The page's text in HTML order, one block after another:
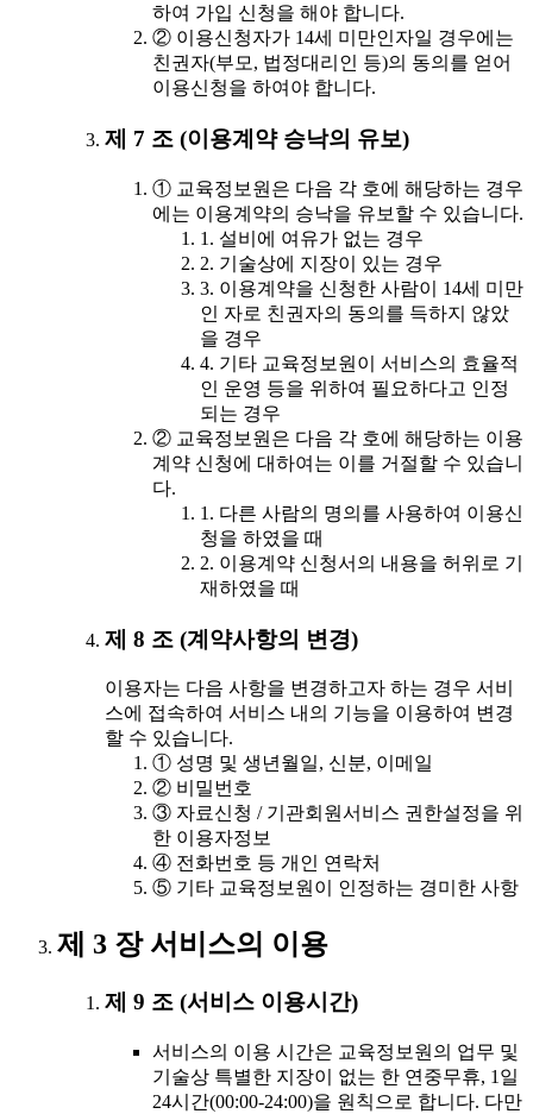
하여 가입 신청을 해야 합니다.
② 이용신청자가 14세 미만인자일 경우에는
친권자(부모, 법정대리인 등)의 동의를 얻어
이용신청을 하여야 합니다.
제 7 조 (이용계약 승낙의 유보)
① 교육정보원은 다음 각 호에 해당하는 경우
에는 이용계약의 승낙을 유보할 수 있습니다.
1. 설비에 여유가 없는 경우
2. 기술상에 지장이 있는 경우
3. 이용계약을 신청한 사람이 14세 미만
인 자로 친권자의 동의를 득하지 않았
을 경우
4. 기타 교육정보원이 서비스의 효율적
인 운영 등을 위하여 필요하다고 인정
되는 경우
② 교육정보원은 다음 각 호에 해당하는 이용
계약 신청에 대하여는 이를 거절할 수 있습니
다.
1. 다른 사람의 명의를 사용하여 이용신
청을 하였을 때
2. 이용계약 신청서의 내용을 허위로 기
재하였을 때
제 8 조 (계약사항의 변경)
이용자는 다음 사항을 변경하고자 하는 경우 서비
스에 접속하여 서비스 내의 기능을 이용하여 변경
할 수 있습니다.
① 성명 및 생년월일, 신분, 이메일
② 비밀번호
③ 자료신청 / 기관회원서비스 권한설정을 위
한 이용자정보
④ 전화번호 등 개인 연락처
⑤ 기타 교육정보원이 인정하는 경미한 사항
제 3 장 서비스의 이용
제 9 조 (서비스 이용시간)
서비스의 이용 시간은 교육정보원의 업무 및
기술상 특별한 지장이 없는 한 연중무휴, 1일
24시간(00:00-24:00)을 원칙으로 합니다. 다만